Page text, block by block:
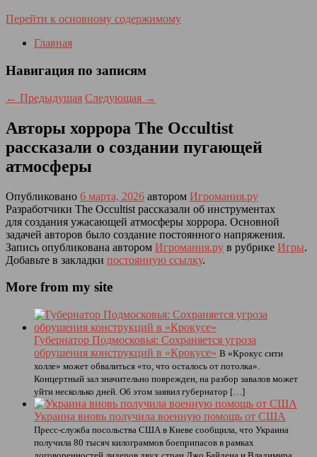
Перейти к основному содержимому
Главная
Навигация по записям
← Предыдущая Следующая →
Авторы хоррора The Occultist
рассказали о создании пугающей
атмосферы
Опубликовано 6 марта, 2026 автором Игромания.ру
Разработчики The Occultist рассказали об инструментах
для создания ужасающей атмосферы хоррора. Основной
задачей авторов было создание постоянного напряжения.
Запись опубликована автором Игромания.ру в рубрике Игры.
Добавьте в закладки постоянную ссылку.
More from my site
Губернатор Подмосковья: Сохраняется угроза
обрушения конструкций в «Крокусе» В «Крокус сити
холле» может обвалиться «то, что осталось от потолка».
Концертный зал значительно поврежден, на разбор завалов может
уйти несколько дней. Об этом заявил губернатор […]
Украина вновь получила военную помощь от США
Пресс-служба посольства США в Киеве сообщила, что Украина
получила 80 тысяч килограммов боеприпасов в рамках